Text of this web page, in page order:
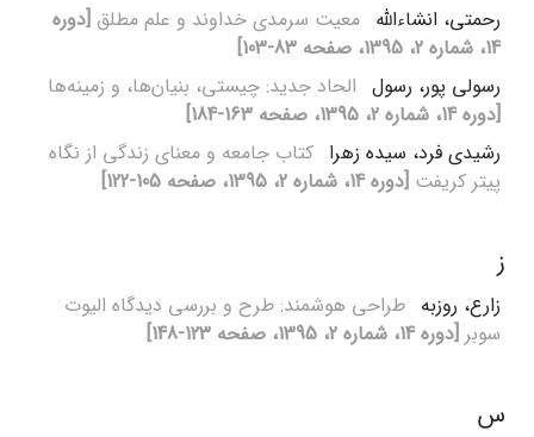
رحمتی، انشاءالله معیت سرمدی خداوند و علم مطلق [دوره
14، شماره 2، 1395، صفحه 83-103]
رسولی پور، رسول الحاد جدید: چیستی، بنیان‌ها، و زمینه‌ها
[دوره 14، شماره 2، 1395، صفحه 163-184]
رشیدی فرد، سیده زهرا کتاب جامعه و معنای زندگی از نگاه
پیتر کریفت [دوره 14، شماره 2، 1395، صفحه 105-122]
ز
زارع، روزبه طراحی هوشمند: طرح و بررسی دیدگاه الیوت
سوبر [دوره 14، شماره 2، 1395، صفحه 123-148]
س